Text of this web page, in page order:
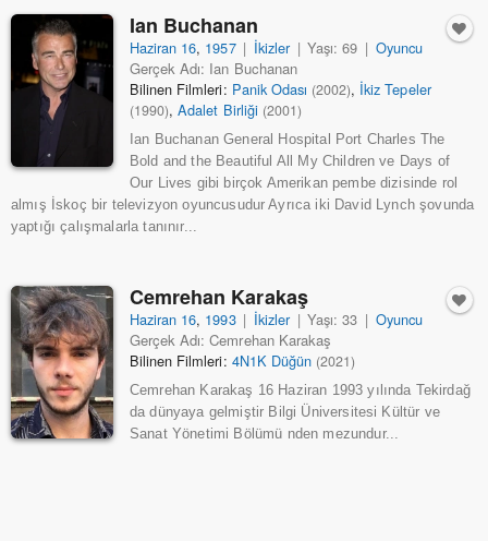
Ian Buchanan
Haziran 16, 1957 | İkizler | Yaşı: 69 | Oyuncu
Gerçek Adı: Ian Buchanan
Bilinen Filmleri: Panik Odası (2002), İkiz Tepeler
(1990),Adalet Birliği (2001)
Ian Buchanan General Hospital Port Charles The
Bold and the Beautiful All My Children ve Days of
Our Lives gibi birçok Amerikan pembe dizisinde rol
almış İskoç bir televizyon oyuncusudur Ayrıca iki David Lynch şovunda
yaptığı çalışmalarla tanınır...
Cemrehan Karakaş
Haziran 16, 1993 | İkizler | Yaşı: 33 | Oyuncu
Gerçek Adı: Cemrehan Karakaş
Bilinen Filmleri: 4N1K Düğün (2021)
Cemrehan Karakaş 16 Haziran 1993 yılında Tekirdağ
da dünyaya gelmiştir Bilgi Üniversitesi Kültür ve
Sanat Yönetimi Bölümü nden mezundur...